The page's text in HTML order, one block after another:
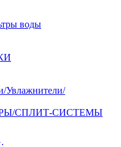
воды
СПЛИТ-СИСТЕМЫ